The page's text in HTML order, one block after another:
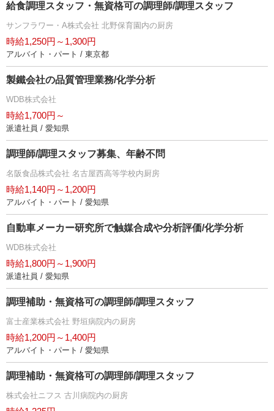
給食調理スタッフ・無資格可の調理師/調理スタッフ
サンフラワー・A株式会社 北野保育園内の厨房
時給1,250円～1,300円
アルバイト・パート / 東京都
製鐵会社の品質管理業務/化学分析
WDB株式会社
時給1,700円～
派遣社員 / 愛知県
調理師/調理スタッフ募集、年齢不問
名阪食品株式会社 名古屋西高等学校内厨房
時給1,140円～1,200円
アルバイト・パート / 愛知県
自動車メーカー研究所で触媒合成や分析評価/化学分析
WDB株式会社
時給1,800円～1,900円
派遣社員 / 愛知県
調理補助・無資格可の調理師/調理スタッフ
富士産業株式会社 野垣病院内の厨房
時給1,200円～1,400円
アルバイト・パート / 愛知県
調理補助・無資格可の調理師/調理スタッフ
株式会社ニフス 古川病院内の厨房